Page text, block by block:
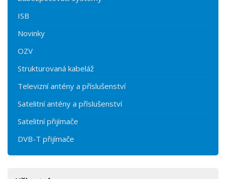
ISB
Novinky
OZV
Strukturovaná kabeláž
Televizní antény a příslušenství
Satelitní antény a příslušenství
Satelitní přijímače
DVB-T přijímače